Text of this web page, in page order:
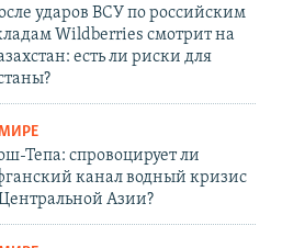
ударов ВСУ по российским
Wildberries смотрит на
есть ли риски для
Тепа: спровоцирует ли
канал водный кризис
Азии?